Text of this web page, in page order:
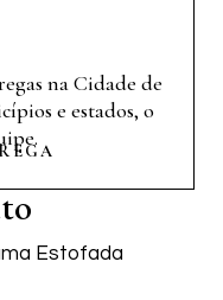
na Cidade de
e estados, o
Estofada